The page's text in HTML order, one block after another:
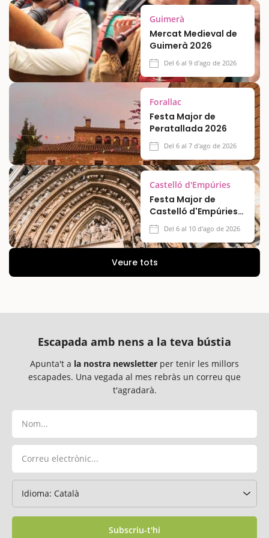
Guimerà
Mercat Medieval de
Guimerà 2026
Del 6 al 9 d'ago de 2026
Forallac
Festa Major de
Peratallada 2026
Del 6 al 7 d'ago de 2026
Castelló d'Empúries
Festa Major de
Castelló d'Empúries
2026Del 6 al 10 d'ago de 2026
Veure tots
Escapada amb nens a la teva bústia
Apunta't a la nostra newsletter per tenir les millors
escapades. Una vegada al mes rebràs un correu que
t'agradarà.
Subscriu-t'hi